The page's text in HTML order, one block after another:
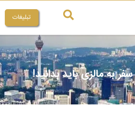
تبلیغات
به مالزی باید بدانید!